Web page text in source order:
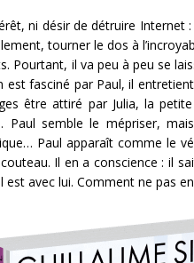
ni désir de détruire
tourner le dos à
Pourtant, il va peu à peu se
fasciné par Paul, il
être attiré par Julia, la
semble le mépriser,
Paul apparaît comme le
Il en a conscience : il
est avec lui. Comment ne pas